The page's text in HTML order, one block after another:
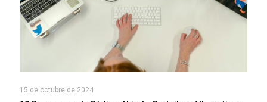
15 de octubre de 2024